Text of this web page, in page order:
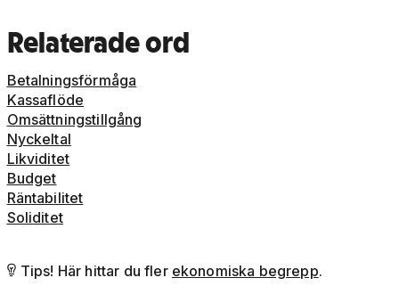
Relaterade ord
Betalningsförmåga
Kassaflöde
Omsättningstillgång
Nyckeltal
Likviditet
Budget
Räntabilitet
Soliditet
 Tips! Här hittar du fler ekonomiska begrepp.